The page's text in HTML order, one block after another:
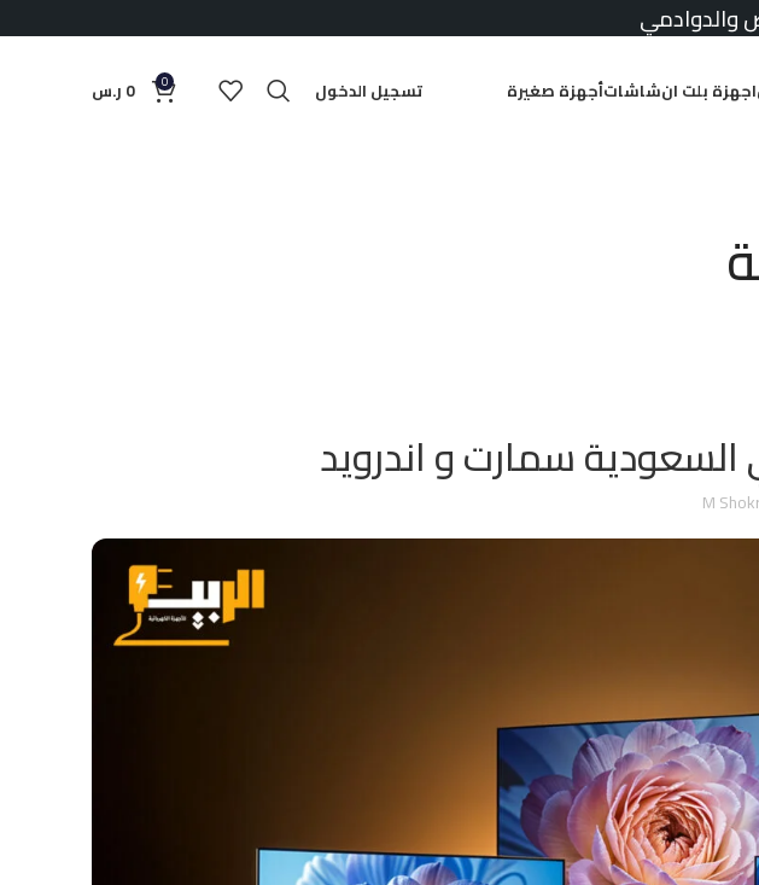
والدوادمي
اجهزة بلت انشاشاتأجهزة صغيرة تسجيل الدخول 0
0 ر.س
سمارت و اندرويد
M